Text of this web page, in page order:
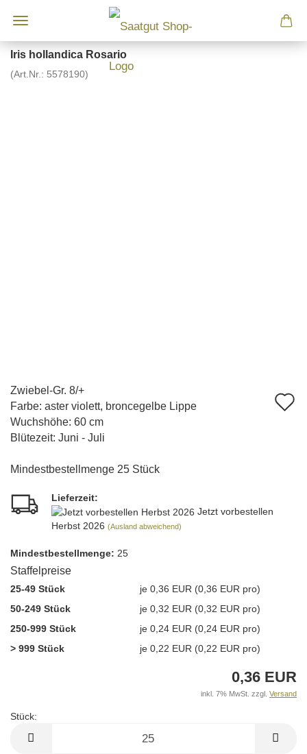
Iris hollandica Rosario
(Art.Nr.: 5578190)
Zwiebel-Gr. 8/+
Farbe: aster violett, broncegelbe Lippe
Wuchshöhe: 60 cm
Blütezeit: Juni - Juli
Mindestbestellmenge 25 Stück
Lieferzeit:
Jetzt vorbestellen
Herbst 2026 (Ausland abweichend)
Mindest­bestellmenge: 25
Staffelpreise
25-49 Stück
je 0,36 EUR (0,36 EUR pro)
50-249 Stück
je 0,32 EUR (0,32 EUR pro)
250-999 Stück
je 0,24 EUR (0,24 EUR pro)
> 999 Stück
je 0,22 EUR (0,22 EUR pro)
0,36 EUR
inkl. 7% MwSt. zzgl. Versand
Stück: